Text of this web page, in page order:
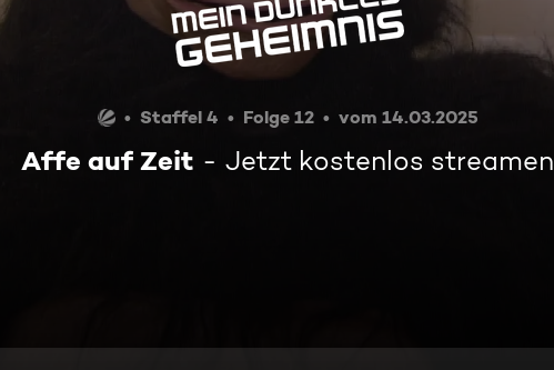
Staffel 4 Folge 12 vom 14.03.2025
Affe auf Zeit Jetzt kostenlos streamen